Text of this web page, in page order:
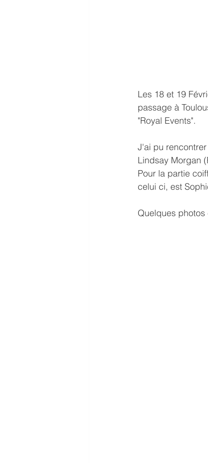
Les 18 et 19
passage à
"Royal Events".
J'ai pu
Lindsay Morgan
Pour la partie
celui ci, est
Quelques